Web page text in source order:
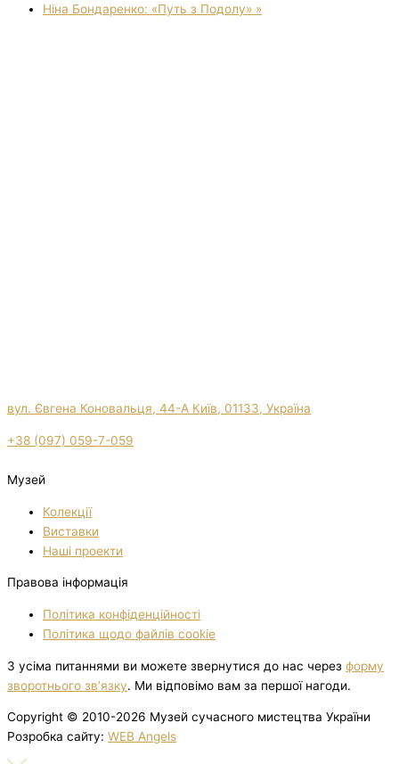
Ніна Бондаренко: «Путь з Подолу» »
вул. Євгена Коновальця, 44-А Київ, 01133, Україна
+38 (097) 059-7-059
Музей
Колекції
Виставки
Нашi проекти
Правова інформація
Політика конфіденційності
Політика щодо файлів cookie
З усіма питаннями ви можете звернутися до нас через форму
зворотнього зв’язку. Ми відповімо вам за першої нагоди.
Copyright © 2010-2026 Музей сучасного мистецтва України
Розробка сайту: WEB Angels